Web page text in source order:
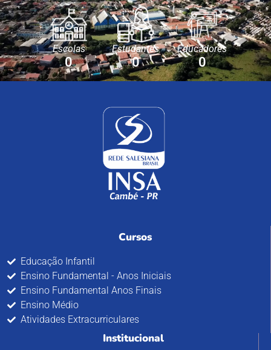
Escolas
0
Estudantes
0
Educadores
0
Cursos
Educação Infantil
Ensino Fundamental - Anos Iniciais
Ensino Fundamental Anos Finais
Ensino Médio
Atividades Extracurriculares
Institucional